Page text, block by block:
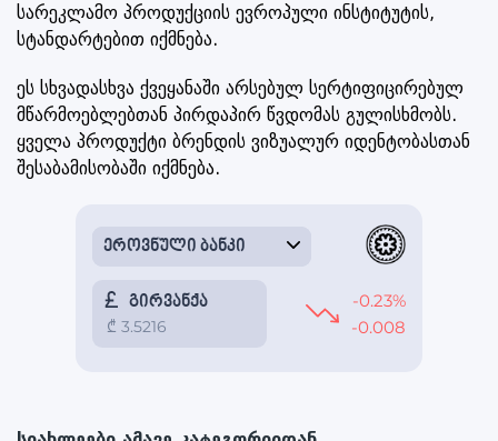
სარეკლამო პროდუქციის ევროპული ინსტიტუტის,
სტანდარტებით იქმნება.
ეს სხვადასხვა ქვეყანაში არსებულ სერტიფიცირებულ
მწარმოებლებთან პირდაპირ წვდომას გულისხმობს.
ყველა პროდუქტი ბრენდის ვიზუალურ იდენტობასთან
შესაბამისობაში იქმნება.